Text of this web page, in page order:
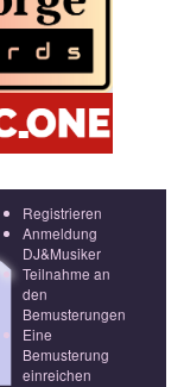
Registrieren
Anmeldung
DJ&Musiker
Teilnahme an
den
Bemusterungen
Eine
Bemusterung
einreichen